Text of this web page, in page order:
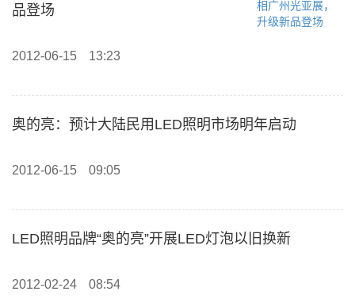
品登场
2012-06-15 13:23
奥的亮：预计大陆民用LED照明市场明年启动
2012-06-15 09:05
LED照明品牌“奥的亮”开展LED灯泡以旧换新
2012-02-24 08:54